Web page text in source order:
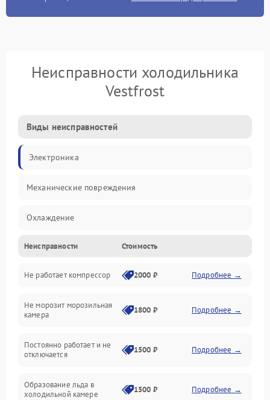
Неисправности холодильника
Vestfrost
Виды неисправностей
Электроника
Механические повреждения
Охлаждение
Механика
Электропитание
Дренаж
Неисправности Стоимость
Не работает компрессор 2000 ₽ Подробнее →
Не морозит морозильная
камера
1800 ₽ Подробнее →
Постоянно работает и не
отключается
1500 ₽ Подробнее →
Образование льда в
холодильной камере
1500 ₽ Подробнее →